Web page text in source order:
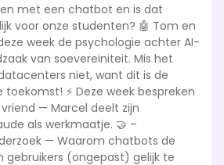
met een chatbot en is dat
voor onze studenten? 🤖 Tom en
week de psychologie achter AI-
van soevereiniteit. Mis het
niet, want dit is de
toekomst! ⚡ Deze week bespreken
— Marcel deelt zijn
als werkmaatje. 🤝 –
— Waarom chatbots de
gebruikers (ongepast) gelijk te